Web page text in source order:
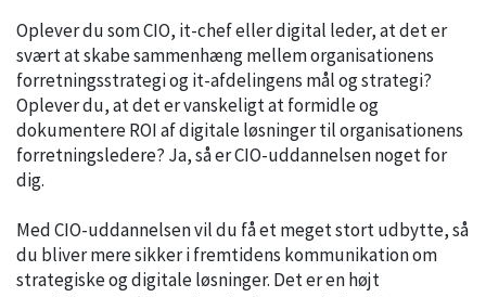
Oplever du som CIO, it-chef eller digital leder, at det er
svært at skabe sammenhæng mellem organisationens
forretningsstrategi og it-afdelingens mål og strategi?
Oplever du, at det er vanskeligt at formidle og
dokumentere ROI af digitale løsninger til organisationens
forretningsledere? Ja, så er CIO-uddannelsen noget for
dig.
Med CIO-uddannelsen vil du få et meget stort udbytte, så
du bliver mere sikker i fremtidens kommunikation om
strategiske og digitale løsninger. Det er en højt